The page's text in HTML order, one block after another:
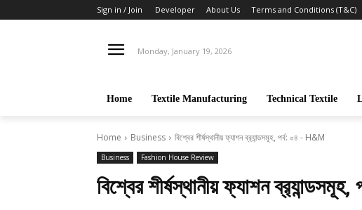
Sign in / Join Developer About Us Terms and Conditions (T&C)
Monday, January 19, 2026
Home Textile Manufacturing Technical Textile
Home Business বিশ্বের শীর্ষস্থানীয় ফ্যাশন ব্র‍্যান্ডসমূহ, পর্ব: ০৪ - H&M
Business Fashion House Review
বিশ্বের শীর্ষস্থানীয় ফ্যাশন